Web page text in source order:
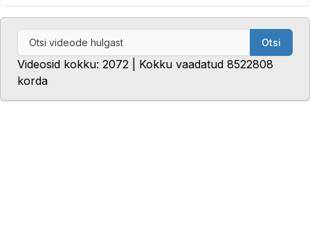
Otsi
Videosid kokku: 2072 | Kokku vaadatud 8522808
korda